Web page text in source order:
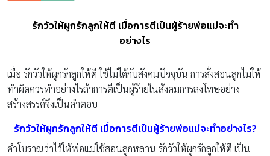
รักวัวให้ผูกรักลูกให้ตี เมื่อการตีเป็นผู้ร้ายพ่อแม่จะทำ
อย่างไร
เมื่อ รักวัวให้ผูกรักลูกให้ตี ใช้ไม่ได้กับสังคมปัจจุบัน การสั่งสอนลูกไม่ให้
ทำผิดควรทำอย่างไรถ้าการตีเป็นผู้ร้ายในสังคมการลงโทษอย่าง
สร้างสรรค์จึงเป็นคำตอบ
รักวัวให้ผูกรักลูกให้ตี เมื่อการตีเป็นผู้ร้ายพ่อแม่จะทำอย่างไร?
คำโบราณว่าไว้ให้พ่อแม่ใช้สอนลูกหลาน รักวัวให้ผูกรักลูกให้ตี เป็น